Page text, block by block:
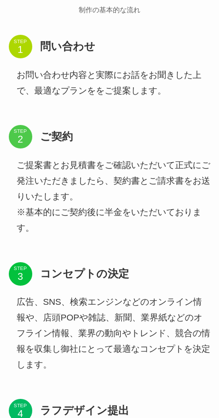
制作の基本的な流れ
STEP 問い合わせ
お問い合わせ内容と実際にお話をお聞きした上
で、最適なプランををご提案します。
STEP ご契約
ご提案書とお見積書をご確認いただいて正式にご
発注いただきましたら、契約書とご請求書をお送
りいたします。
※基本的にご契約後に半金をいただいておりま
す。
STEP コンセプトの決定
広告、SNS、検索エンジンなどのオンライン情
報や、店頭POPや雑誌、新聞、業界紙などのオ
フライン情報、業界の動向やトレンド、競合の情
報を収集し御社にとって最適なコンセプトを決定
します。
STEP ラフデザイン提出